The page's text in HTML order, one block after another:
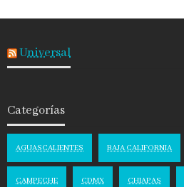
Universal
Categorías
AGUASCALIENTES BAJA CALIFORNIA
CAMPECHE CDMX CHIAPAS